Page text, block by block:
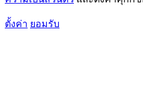
ตั้งค่า ยอมรับ